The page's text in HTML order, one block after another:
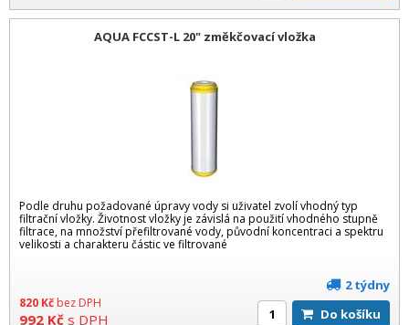
AQUA FCCST-L 20" změkčovací vložka
Podle druhu požadované úpravy vody si uživatel zvolí vhodný typ
filtrační vložky. Životnost vložky je závislá na použití vhodného stupně
filtrace, na množství přefiltrované vody, původní koncentraci a spektru
velikosti a charakteru částic ve filtrované
820 Kč bez DPH
992 Kč s DPH
2 týdny
Do košíku